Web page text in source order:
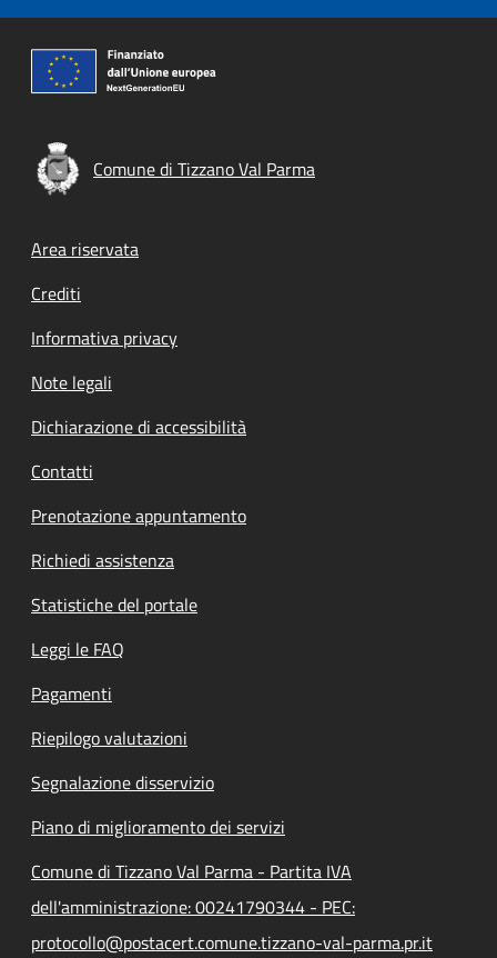
Comune di Tizzano Val Parma
Footer menu
Area riservata
Crediti
Informativa privacy
Note legali
Dichiarazione di accessibilità
Contatti
Prenotazione appuntamento
Richiedi assistenza
Statistiche del portale
Leggi le FAQ
Pagamenti
Riepilogo valutazioni
Segnalazione disservizio
Piano di miglioramento dei servizi
Comune di Tizzano Val Parma - Partita IVA
dell'amministrazione: 00241790344 - PEC:
protocollo@postacert.comune.tizzano-val-parma.pr.it